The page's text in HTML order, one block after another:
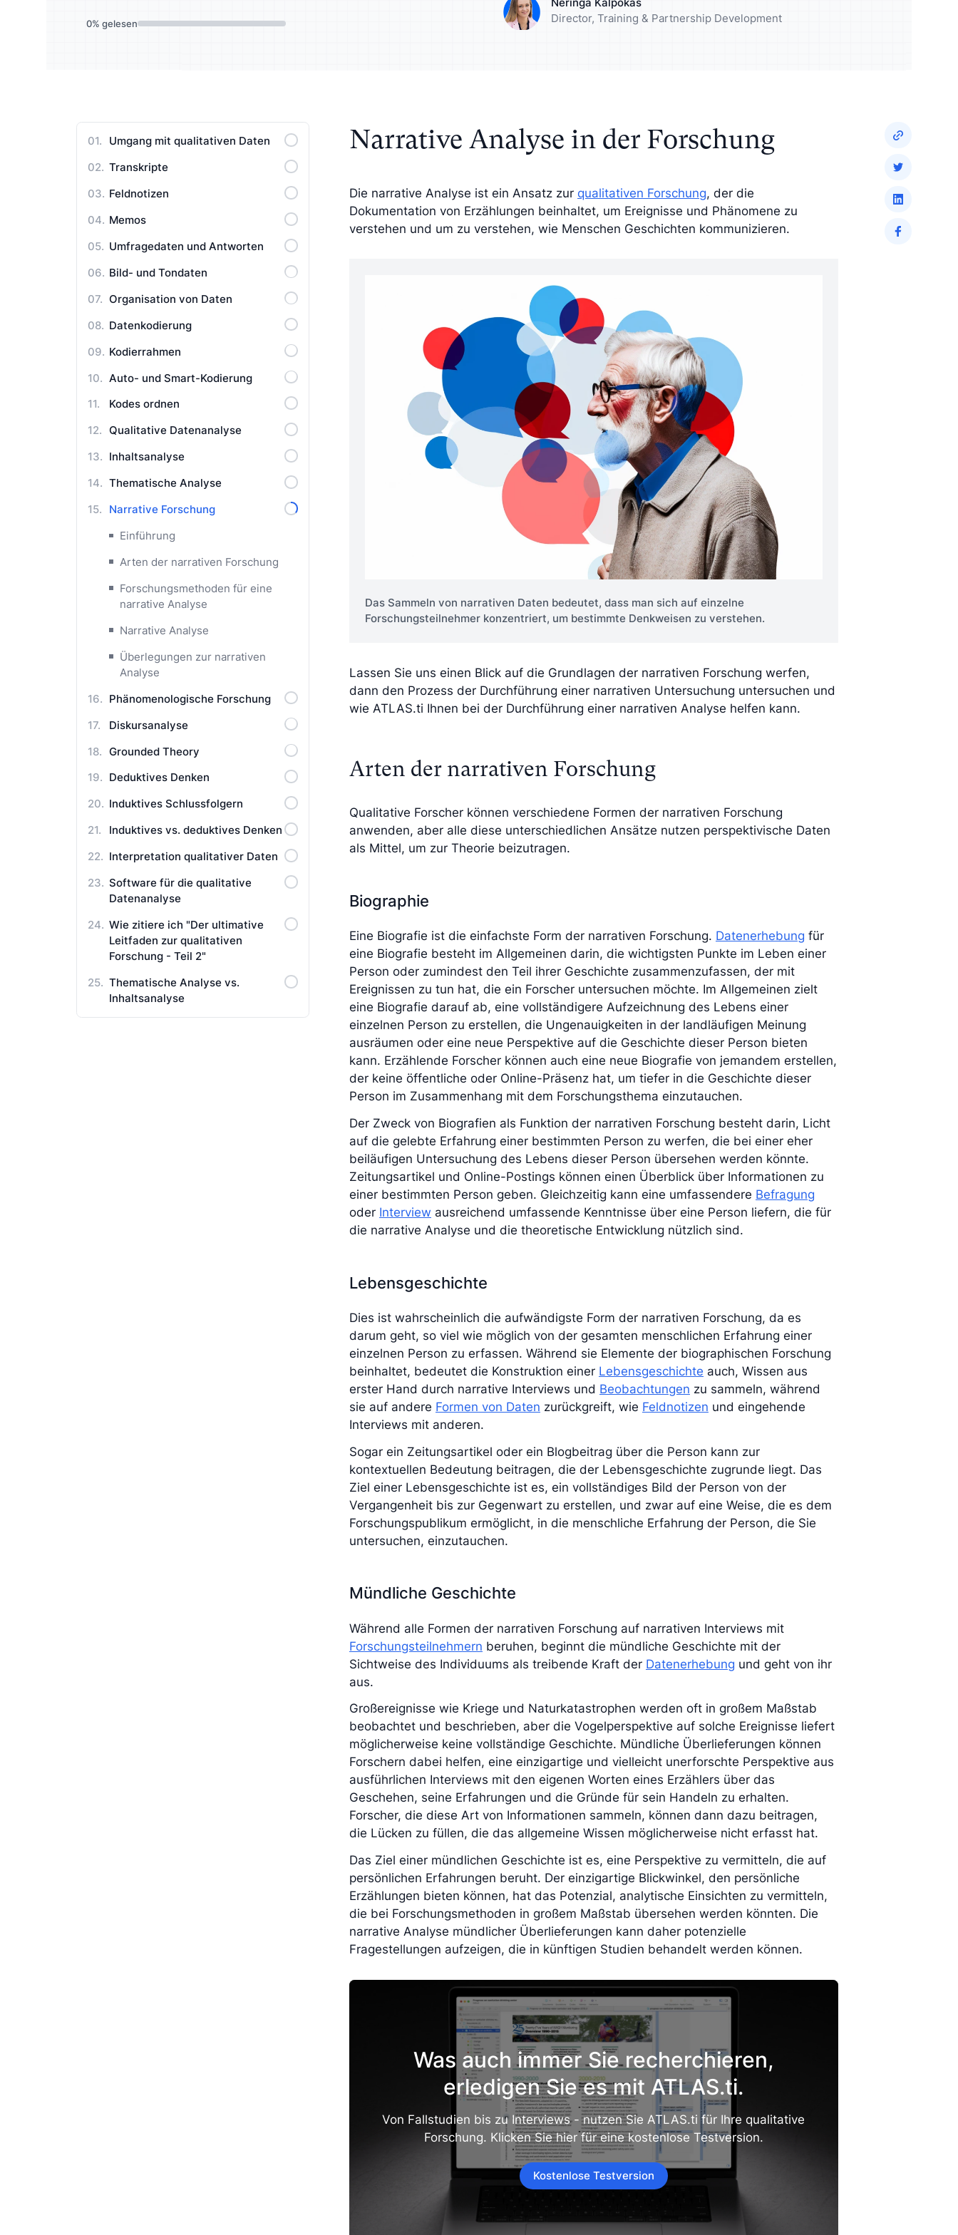
Lernen Sie Ihre Zielgruppe
besser kennen
Benutzerhandbücher
Lernen Sie Ihre Zielgruppe
Reichern Sie Ihre Analyse mit
0%gelesen
Neringa Kalpokas
Director, Training & Partnership Development
Umgang mit qualitativen Daten
Transkripte
Feldnotizen
Memos
Umfragedaten und Antworten
Bild- und Tondaten
Organisation von Daten
Datenkodierung
Kodierrahmen
Auto- und Smart-Kodierung
Kodes ordnen
Qualitative Datenanalyse
Inhaltsanalyse
Thematische Analyse
Narrative Forschung
Einführung
Arten der narrativen Forschung
Forschungsmethoden für eine
narrative Analyse
Narrative Analyse
Überlegungen zur narrativen
Analyse
Phänomenologische Forschung
Diskursanalyse
Grounded Theory
Deduktives Denken
Induktives Schlussfolgern
Induktives vs. deduktives Denken
Interpretation qualitativer Daten
Software für die qualitative
Datenanalyse
Wie zitiere ich "Der ultimative
Leitfaden zur qualitativen
Forschung - Teil 2"
Thematische Analyse vs.
Inhaltsanalyse
Narrative Analyse in der Forschung
Die narrative Analyse ist ein Ansatz zur qualitativen Forschung, der die
Dokumentation von Erzählungen beinhaltet, um Ereignisse und Phänomene zu
verstehen und um zu verstehen, wie Menschen Geschichten kommunizieren.
Das Sammeln von narrativen Daten bedeutet, dass man sich auf einzelne
Forschungsteilnehmer konzentriert, um bestimmte Denkweisen zu verstehen.
Lassen Sie uns einen Blick auf die Grundlagen der narrativen Forschung werfen,
dann den Prozess der Durchführung einer narrativen Untersuchung untersuchen und
wie ATLAS.ti Ihnen bei der Durchführung einer narrativen Analyse helfen kann.
Arten der narrativen Forschung
Qualitative Forscher können verschiedene Formen der narrativen Forschung
anwenden, aber alle diese unterschiedlichen Ansätze nutzen perspektivische Daten
als Mittel, um zur Theorie beizutragen.
Biographie
Eine Biografie ist die einfachste Form der narrativen Forschung. Datenerhebung für
eine Biografie besteht im Allgemeinen darin, die wichtigsten Punkte im Leben einer
Person oder zumindest den Teil ihrer Geschichte zusammenzufassen, der mit
Ereignissen zu tun hat, die ein Forscher untersuchen möchte. Im Allgemeinen zielt
eine Biografie darauf ab, eine vollständigere Aufzeichnung des Lebens einer
einzelnen Person zu erstellen, die Ungenauigkeiten in der landläufigen Meinung
ausräumen oder eine neue Perspektive auf die Geschichte dieser Person bieten
kann. Erzählende Forscher können auch eine neue Biografie von jemandem erstellen,
der keine öffentliche oder Online-Präsenz hat, um tiefer in die Geschichte dieser
Person im Zusammenhang mit dem Forschungsthema einzutauchen.
Der Zweck von Biografien als Funktion der narrativen Forschung besteht darin, Licht
auf die gelebte Erfahrung einer bestimmten Person zu werfen, die bei einer eher
beiläufigen Untersuchung des Lebens dieser Person übersehen werden könnte.
Zeitungsartikel und Online-Postings können einen Überblick über Informationen zu
einer bestimmten Person geben. Gleichzeitig kann eine umfassendere Befragung
oder Interview ausreichend umfassende Kenntnisse über eine Person liefern, die für
die narrative Analyse und die theoretische Entwicklung nützlich sind.
Lebensgeschichte
Dies ist wahrscheinlich die aufwändigste Form der narrativen Forschung, da es
darum geht, so viel wie möglich von der gesamten menschlichen Erfahrung einer
einzelnen Person zu erfassen. Während sie Elemente der biographischen Forschung
beinhaltet, bedeutet die Konstruktion einer Lebensgeschichte auch, Wissen aus
erster Hand durch narrative Interviews und Beobachtungen zu sammeln, während
sie auf andere Formen von Daten zurückgreift, wie Feldnotizen und eingehende
Interviews mit anderen.
Sogar ein Zeitungsartikel oder ein Blogbeitrag über die Person kann zur
kontextuellen Bedeutung beitragen, die der Lebensgeschichte zugrunde liegt. Das
Ziel einer Lebensgeschichte ist es, ein vollständiges Bild der Person von der
Vergangenheit bis zur Gegenwart zu erstellen, und zwar auf eine Weise, die es dem
Forschungspublikum ermöglicht, in die menschliche Erfahrung der Person, die Sie
untersuchen, einzutauchen.
Mündliche Geschichte
Während alle Formen der narrativen Forschung auf narrativen Interviews mit
Forschungsteilnehmern beruhen, beginnt die mündliche Geschichte mit der
Sichtweise des Individuums als treibende Kraft der Datenerhebung und geht von ihr
aus.
Großereignisse wie Kriege und Naturkatastrophen werden oft in großem Maßstab
beobachtet und beschrieben, aber die Vogelperspektive auf solche Ereignisse liefert
möglicherweise keine vollständige Geschichte. Mündliche Überlieferungen können
Forschern dabei helfen, eine einzigartige und vielleicht unerforschte Perspektive aus
ausführlichen Interviews mit den eigenen Worten eines Erzählers über das
Geschehen, seine Erfahrungen und die Gründe für sein Handeln zu erhalten.
Forscher, die diese Art von Informationen sammeln, können dann dazu beitragen,
die Lücken zu füllen, die das allgemeine Wissen möglicherweise nicht erfasst hat.
Das Ziel einer mündlichen Geschichte ist es, eine Perspektive zu vermitteln, die auf
persönlichen Erfahrungen beruht. Der einzigartige Blickwinkel, den persönliche
Erzählungen bieten können, hat das Potenzial, analytische Einsichten zu vermitteln,
die bei Forschungsmethoden in großem Maßstab übersehen werden könnten. Die
narrative Analyse mündlicher Überlieferungen kann daher potenzielle
Fragestellungen aufzeigen, die in künftigen Studien behandelt werden können.
Was auch immer Sie recherchieren,
erledigen Sie es mit ATLAS.ti.
Von Fallstudien bis zu Interviews - nutzen Sie ATLAS.ti für Ihre qualitative
Forschung. Klicken Sie hier für eine kostenlose Testversion.
Kostenlose Testversion